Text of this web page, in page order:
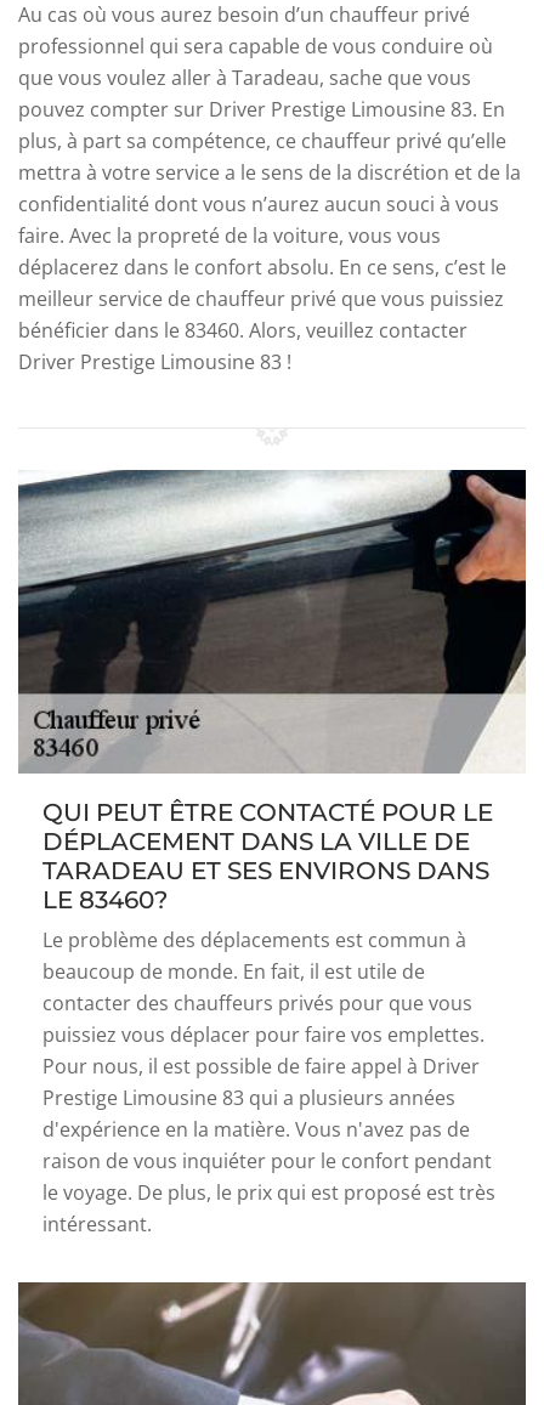
Au cas où vous aurez besoin d’un chauffeur privé
professionnel qui sera capable de vous conduire où
que vous voulez aller à Taradeau, sache que vous
pouvez compter sur Driver Prestige Limousine 83. En
plus, à part sa compétence, ce chauffeur privé qu’elle
mettra à votre service a le sens de la discrétion et de la
confidentialité dont vous n’aurez aucun souci à vous
faire. Avec la propreté de la voiture, vous vous
déplacerez dans le confort absolu. En ce sens, c’est le
meilleur service de chauffeur privé que vous puissiez
bénéficier dans le 83460. Alors, veuillez contacter
Driver Prestige Limousine 83 !
QUI PEUT ÊTRE CONTACTÉ POUR LE
DÉPLACEMENT DANS LA VILLE DE
TARADEAU ET SES ENVIRONS DANS
LE 83460?
Le problème des déplacements est commun à
beaucoup de monde. En fait, il est utile de
contacter des chauffeurs privés pour que vous
puissiez vous déplacer pour faire vos emplettes.
Pour nous, il est possible de faire appel à Driver
Prestige Limousine 83 qui a plusieurs années
d'expérience en la matière. Vous n'avez pas de
raison de vous inquiéter pour le confort pendant
le voyage. De plus, le prix qui est proposé est très
intéressant.